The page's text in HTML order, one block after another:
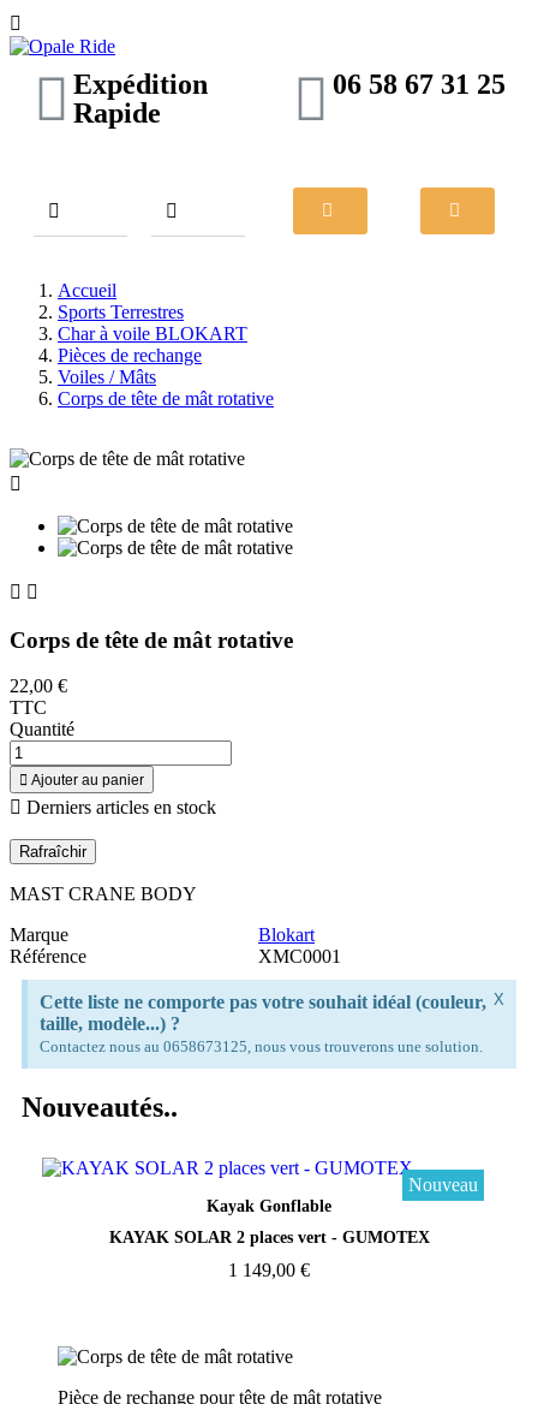

Expédition
Rapide
06 58 67 31 25
Accueil
Sports Terrestres
Char à voile BLOKART
Pièces de rechange
Voiles / Mâts
Corps de tête de mât rotative

 
Corps de tête de mât rotative
22,00 €
TTC
Quantité
 Ajouter au panier
 Derniers articles en stock
MAST CRANE BODY
Marque
Blokart
Référence
XMC0001
Cette liste ne comporte pas votre souhait idéal (couleur,
taille, modèle...) ?
Contactez nous au 0658673125, nous vous trouverons une solution.
X
Nouveautés..
Aperçu rapide
Nouveau
Kayak Gonflable
KAYAK SOLAR 2 places vert - GUMOTEX
1 149,00 €
Pièce de rechange pour tête de mât rotative